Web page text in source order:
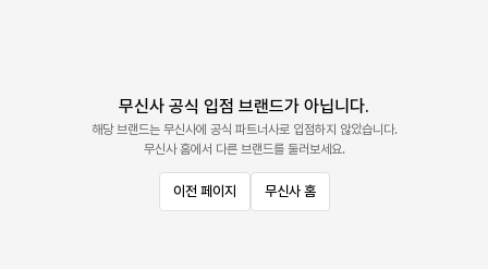
무신사 공식 입점 브랜드가 아닙니다.
해당 브랜드는 무신사에 공식 파트너사로 입점하지 않았습니다.
무신사 홈에서 다른 브랜드를 둘러보세요.
이전 페이지 무신사 홈